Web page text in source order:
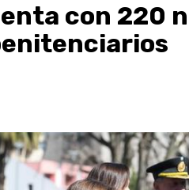
con 220